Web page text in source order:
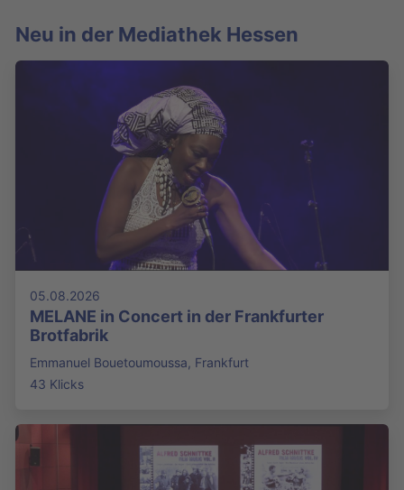
Neu in der Mediathek Hessen
05.08.2026
MELANE in Concert in der Frankfurter
Brotfabrik
Emmanuel Bouetoumoussa, Frankfurt
43 Klicks